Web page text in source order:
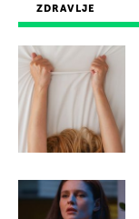
ZDRAVLJE